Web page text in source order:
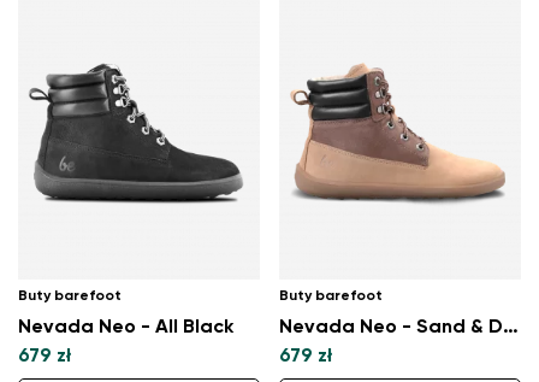
Buty barefoot
Nevada Neo - All Black
679 zł
Buty barefoot
Nevada Neo - Sand & Dark Brown
679 zł